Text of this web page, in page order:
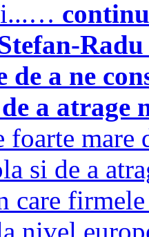
de a ne
a
foarte mare
si de a
care